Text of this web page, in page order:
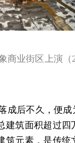
商业街区上演
成后不久，便
建筑面积超过
筑元素，是传